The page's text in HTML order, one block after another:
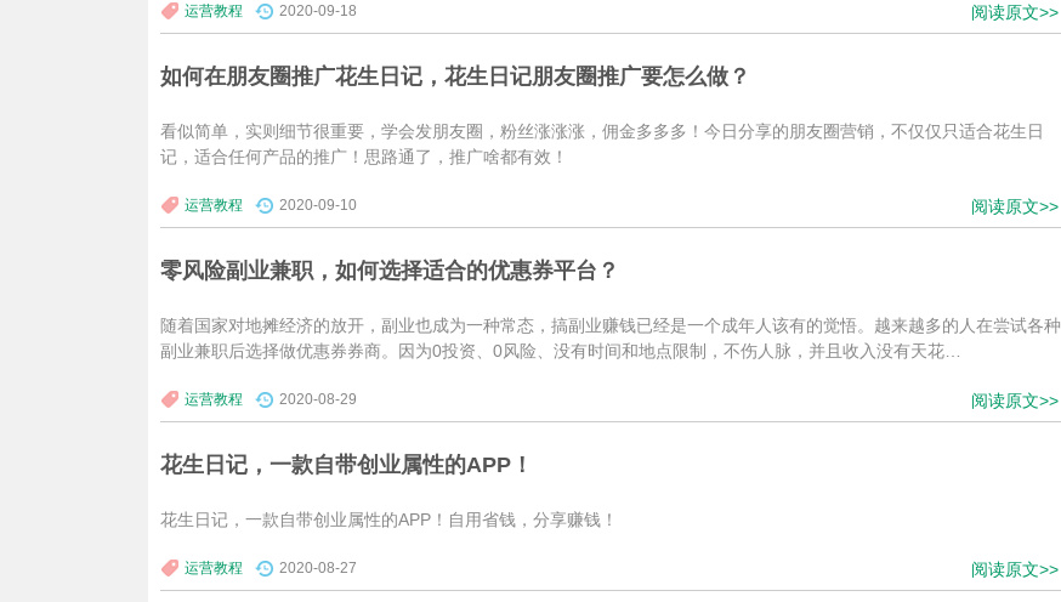
运营教程 2020-09-18 阅读原文>>
如何在朋友圈推广花生日记，花生日记朋友圈推广要怎么做？
看似简单，实则细节很重要，学会发朋友圈，粉丝涨涨涨，佣金多多多！今日分享的朋友圈营销，不仅仅只适合花生日
记，适合任何产品的推广！思路通了，推广啥都有效！
运营教程 2020-09-10 阅读原文>>
零风险副业兼职，如何选择适合的优惠券平台？
随着国家对地摊经济的放开，副业也成为一种常态，搞副业赚钱已经是一个成年人该有的觉悟。越来越多的人在尝试各种
副业兼职后选择做优惠券券商。因为0投资、0风险、没有时间和地点限制，不伤人脉，并且收入没有天花…
运营教程 2020-08-29 阅读原文>>
花生日记，一款自带创业属性的APP！
花生日记，一款自带创业属性的APP！自用省钱，分享赚钱！
运营教程 2020-08-27 阅读原文>>